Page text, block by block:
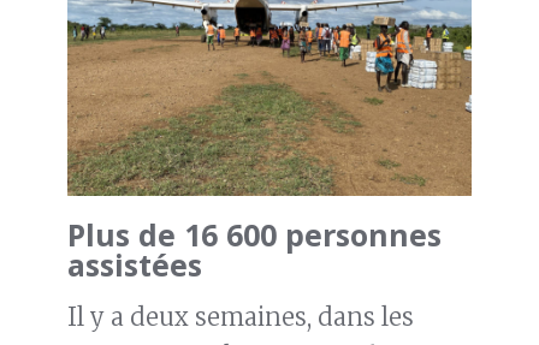
Plus de 16 600 personnes
assistées
Il y a deux semaines, dans les